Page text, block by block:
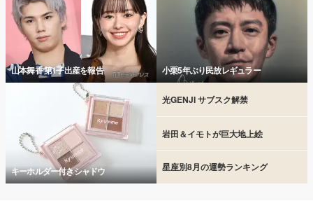
山本舞香 第1子出産を報告 小栗5年ぶり民放レギュラー
キーホルダー付きシャドウ
光GENJI サブスク解禁
岩田＆イモトが巨大地上絵
星座別8月の運勢ランキング